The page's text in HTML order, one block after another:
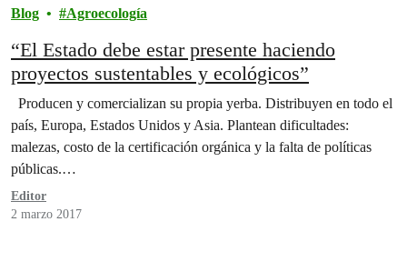
Blog Agroecología
“El Estado debe estar presente haciendo
proyectos sustentables y ecológicos”
Producen y comercializan su propia yerba. Distribuyen en todo el
país, Europa, Estados Unidos y Asia. Plantean dificultades:
malezas, costo de la certificación orgánica y la falta de políticas
públicas.…
Editor
2 marzo 2017